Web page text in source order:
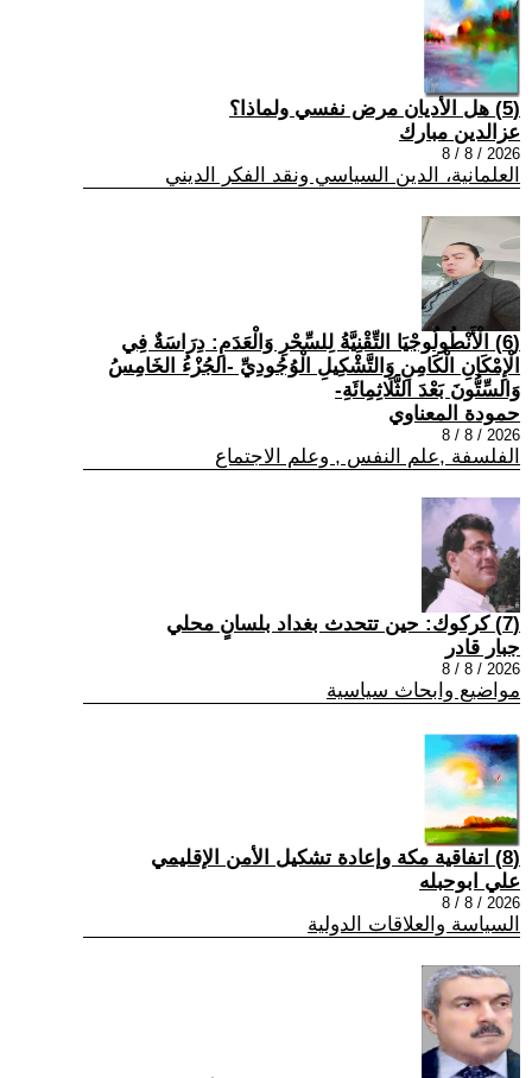
(5) هل الأديان مرض نفسي ولماذا؟
عزالدين مبارك
2026 / 8 / 8
العلمانية، الدين السياسي ونقد الفكر الديني
(6) الْأَنْطُولُوجْيَا التِّقْنِيَّةُ لِلسِّحْرِ وَالْعَدَمِ: دِرَاسَةٌ فِي
الْإِمْكَانِ الْكَامِنِ وَالتَّشْكِيلِ الْوُجُودِيِّ -الجُزْءُ الخَامِسُ
وَالسِّتُّونَ بَعْدَ الثَّلَاثِمِائَةِ-
حمودة المعناوي
2026 / 8 / 8
الفلسفة ,علم النفس , وعلم الاجتماع
(7) كركوك: حين تتحدث بغداد بلسانٍ محلي
جبار قادر
2026 / 8 / 8
مواضيع وابحاث سياسية
(8) اتفاقية مكة وإعادة تشكيل الأمن الإقليمي
علي ابوحبله
2026 / 8 / 8
السياسة والعلاقات الدولية